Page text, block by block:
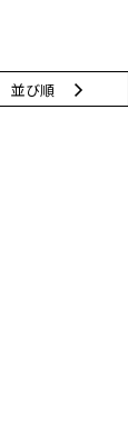
並び順